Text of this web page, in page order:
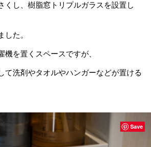
くし、樹脂窓トリプルガラスを設置し
した。
機を置くスペースですが、
て洗剤やタオルやハンガーなどが置ける
Save